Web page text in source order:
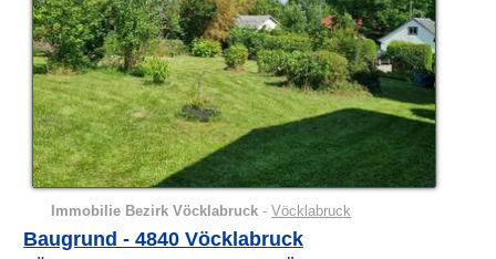
Immobilie Bezirk Vöcklabruck -Vöcklabruck
Baugrund - 4840 Vöcklabruck